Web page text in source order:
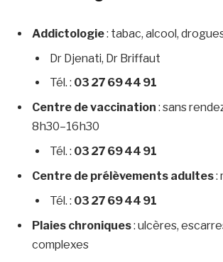
Addictologie: tabac, alcool,
Dr Djenati, Dr Briffaut
Tél. : 03 27 69 44 91
Centre de vaccination : sans
8h30–16h30
Tél. : 03 27 69 44 91
Centre de prélèvements adultes:
Tél. : 03 27 69 44 91
Plaies chroniques: ulcères,
complexes